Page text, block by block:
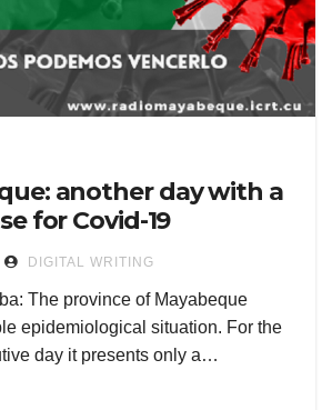
another day with a
for Covid-19
DIGITAL WRITING
The province of Mayabeque
epidemiological situation. For the
day it presents only a…